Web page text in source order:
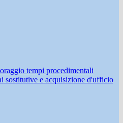
tempi procedimentali
sostitutive e acquisizione d'ufficio